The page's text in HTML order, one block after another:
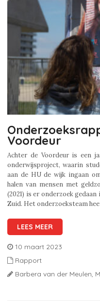
Voordeur
Achter de Voordeur is een
onderwijsproject, waarin
aan de HU de wijk ingaan
halen van mensen met
(2021) is er onderzoek
Zuid. Het onderzoeksteam
LEES MEER
10 maart 2023
Rapport
Barbera van der Meulen,